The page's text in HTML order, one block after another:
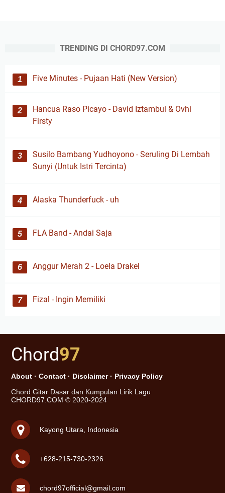
TRENDING DI CHORD97.COM
Five Minutes - Pujaan Hati (New Version)
Hancua Raso Picayo - David Iztambul & Ovhi
Firsty
Susilo Bambang Yudhoyono - Seruling Di Lembah
Sunyi (Untuk Istri Tercinta)
Alaska Thunderfuck - uh
FLA Band - Andai Saja
Anggur Merah 2 - Loela Drakel
Fizal - Ingin Memiliki
Chord97
About · Contact · Disclaimer· Privacy Policy
Chord Gitar Dasar dan Kumpulan Lirik Lagu
CHORD97.COM © 2020-2024
Kayong Utara, Indonesia
+628-215-730-2326
chord97official@gmail.com